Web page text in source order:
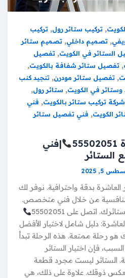
,تركيب ستائر رول, تركيب
, تصميم داخلي, تصميم ستائر
في الكويت,تفصيل
تفصيل ستائر شفافة بالكويت,
,تفصيل ستائر مودرن,تنجيد كنب
في الكويت,ستائر رول,
تركيب ستائر بالكويت,فني
الكويت,فني تفصيل ستائر
|فني
2025
بدقة واحترافية. نوفر لك
من خلال فني متخصص.
اتصل على 55502051
دليل شامل لاختيار الأفضل
رحلة ممتعة. هذه الرحلة تبدأ
فإن اختيار الستائر
الستائر ليست مجرد قطعة
ذوقك. علاوة على ذلك، هي